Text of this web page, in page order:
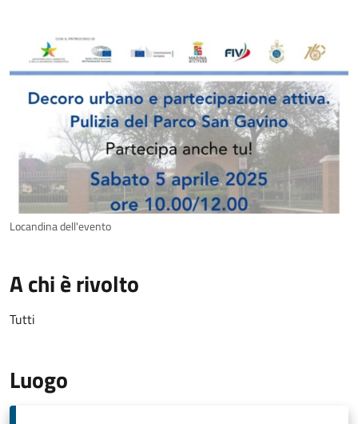
Locandina dell'evento
A chi è rivolto
Tutti
Luogo